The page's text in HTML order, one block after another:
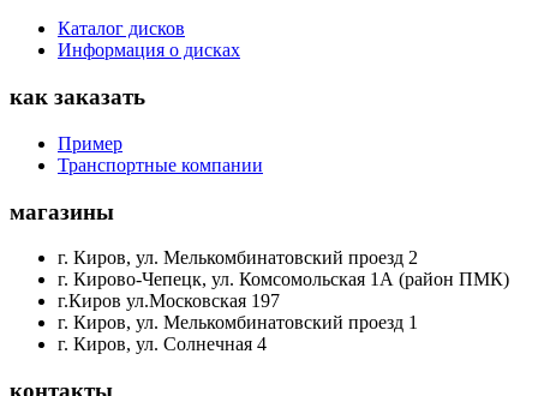
Каталог дисков
Информация о дисках
как заказать
Пример
Транспортные компании
магазины
г. Киров, ул. Мелькомбинатовский проезд 2
г. Кирово-Чепецк, ул. Комсомольская 1А (район ПМК)
г.Киров ул.Московская 197
г. Киров, ул. Мелькомбинатовский проезд 1
г. Киров, ул. Солнечная 4
контакты